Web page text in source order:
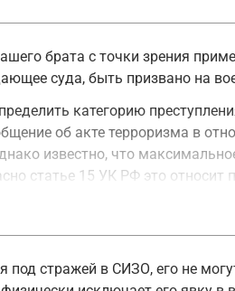
брата с точки зрения
суда, быть призвано на
категорию
об акте терроризма в
известно, что
статье 15 УК РФ это относит
под стражей в СИЗО, его не